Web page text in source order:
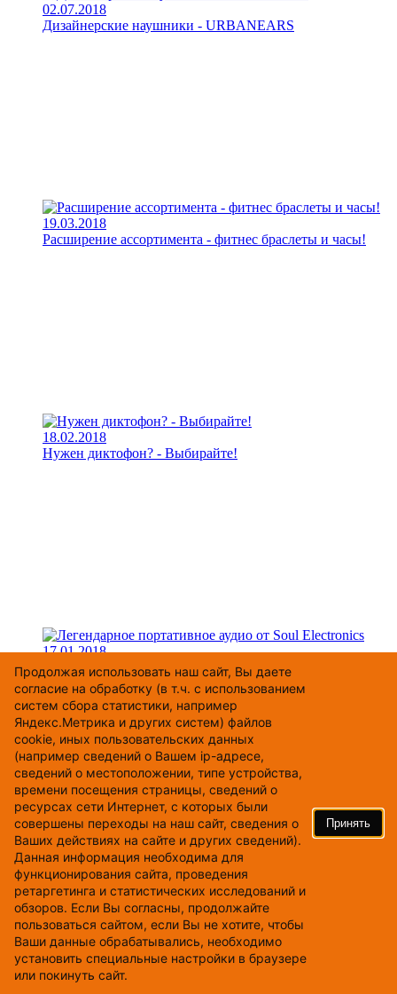
02.07.2018
Дизайнерские наушники - URBANEARS
19.03.2018
Расширение ассортимента - фитнес браслеты и часы!
18.02.2018
Нужен диктофон? - Выбирайте!
17.01.2018
Легендарное портативное аудио от Soul Electronics
12.09.2017
В продажу поступил новый плеер FiiO X3 третьего
поколения
Продолжая использовать наш cайт, Вы даете
согласие на обработку (в т.ч. с использованием
систем сбора статистики, например
Яндекс.Метрика и других систем) файлов
cookie, иных пользовательских данных
(например сведений о Вашем ip-адресе,
сведений о местоположении, типе устройства,
времени посещения страницы, сведений о
ресурсах сети Интернет, с которых были
совершены переходы на наш сайт, сведения о
Ваших действиях на сайте и других сведений).
Данная информация необходима для
функционирования сайта, проведения
ретаргетинга и статистических исследований и
обзоров. Если Вы согласны, продолжайте
пользоваться сайтом, если Вы не хотите, чтобы
Ваши данные обрабатывались, необходимо
установить специальные настройки в браузере
или покинуть сайт.
Принять